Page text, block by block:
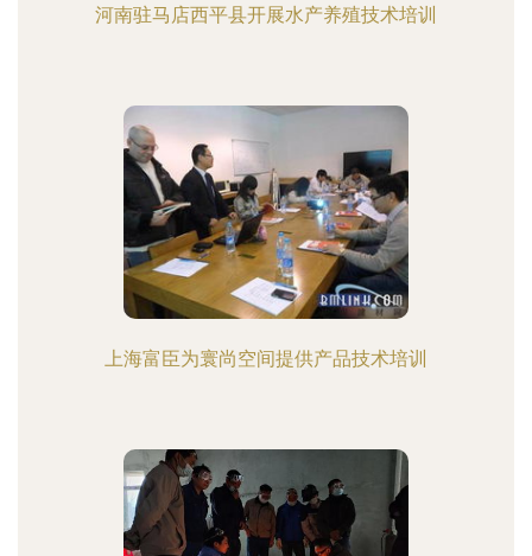
河南驻马店西平县开展水产养殖技术培训
上海富臣为寰尚空间提供产品技术培训